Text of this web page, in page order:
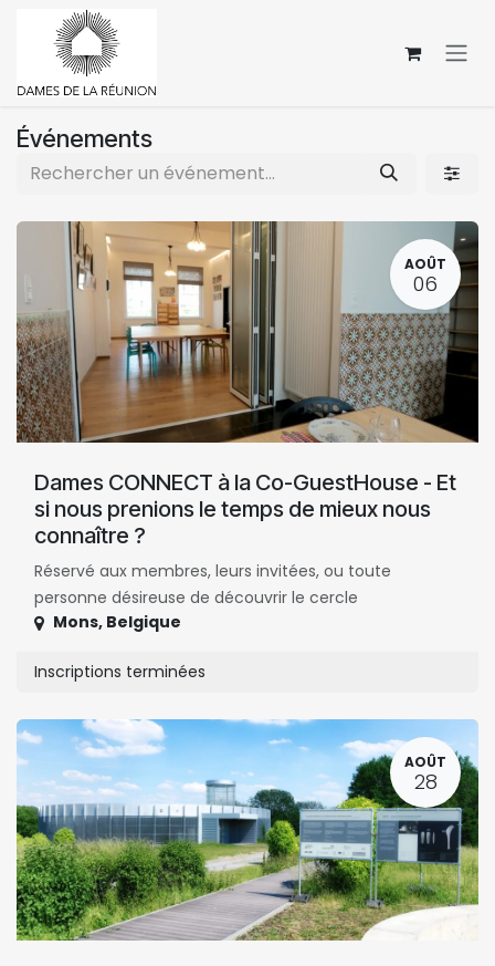
Se rendre au contenu
Événements
AOÛT
06
Dames CONNECT à la Co-GuestHouse - Et
si nous prenions le temps de mieux nous
connaître ?
Réservé aux membres, leurs invitées, ou toute
personne désireuse de découvrir le cercle
Mons, Belgique
Inscriptions terminées
AOÛT
28